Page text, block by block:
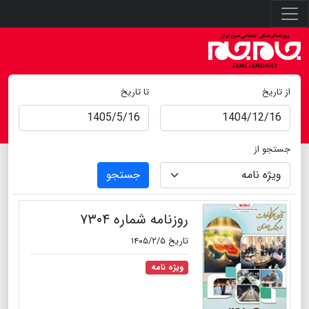
از تاریخ تا تاریخ
جستجو از
جستجو
روزنامه شماره ۷۳۰۴
تاریخ ۱۴۰۵/۲/۵
ویژه نامه